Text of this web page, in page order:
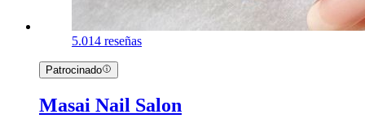
5.014 reseñas
Patrocinado
Masai Nail Salon